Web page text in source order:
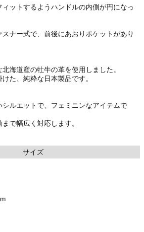
ットするようハンドルの内側が円になっ
スナー式で、前後にあおりポケットがあり
海道産の牡牛の革を使用しました。
た、純粋な日本製品です。
ルエットで、フェミニンなアイテムで
で幅広く対応します。
サイズ